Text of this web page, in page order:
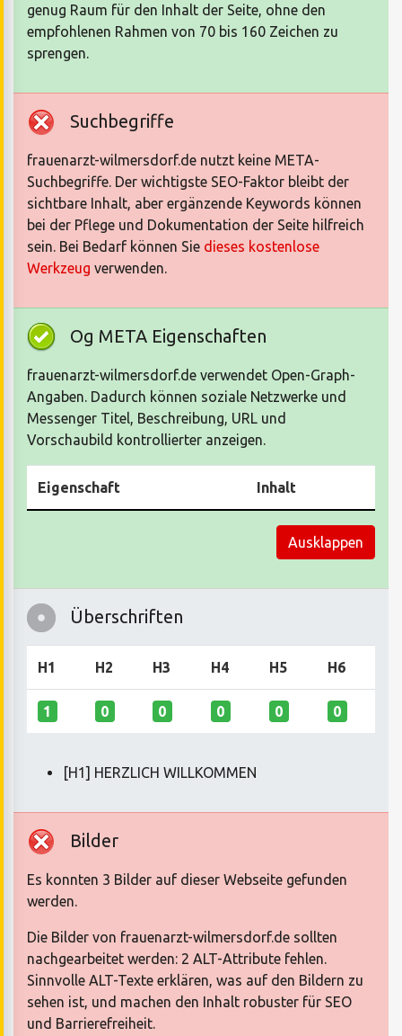
genug Raum für den Inhalt der Seite, ohne den
empfohlenen Rahmen von 70 bis 160 Zeichen zu
sprengen.
Suchbegriffe
frauenarzt-wilmersdorf.de nutzt keine META-
Suchbegriffe. Der wichtigste SEO-Faktor bleibt der
sichtbare Inhalt, aber ergänzende Keywords können
bei der Pflege und Dokumentation der Seite hilfreich
sein. Bei Bedarf können Sie dieses kostenlose
Werkzeug verwenden.
Og META Eigenschaften
frauenarzt-wilmersdorf.de verwendet Open-Graph-
Angaben. Dadurch können soziale Netzwerke und
Messenger Titel, Beschreibung, URL und
Vorschaubild kontrollierter anzeigen.
Eigenschaft Inhalt
Ausklappen
Überschriften
H1 H2 H3 H4 H5 H6
1 0 0 0 0 0
[H1] HERZLICH WILLKOMMEN
Bilder
Es konnten 3 Bilder auf dieser Webseite gefunden
werden.
Die Bilder von frauenarzt-wilmersdorf.de sollten
nachgearbeitet werden: 2 ALT-Attribute fehlen.
Sinnvolle ALT-Texte erklären, was auf den Bildern zu
sehen ist, und machen den Inhalt robuster für SEO
und Barrierefreiheit.